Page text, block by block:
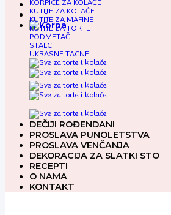
KORPICE ZA KOLAČE
KUTIJE ZA KOLAČE
KUTIJE ZA MAFINE
KUTIJE ZA TORTE
PODMETAČI
STALCI
UKRASNE TACNE
DEČIJI ROĐENDANI
PROSLAVA PUNOLETSTVA
PROSLAVA VENČANJA
DEKORACIJA ZA SLATKI STO
RECEPTI
O NAMA
KONTAKT